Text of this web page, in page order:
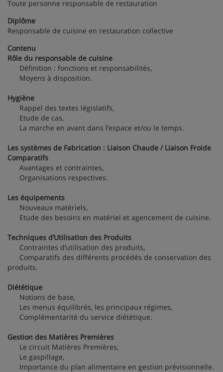
Toute personne responsable de restauration
Diplôme
Responsable de cuisine en restauration collective
Contenu
Rôle du responsable de cuisine
Définition : fonctions et responsabilités,
Moyens à disposition.
Hygiène
Rappel des textes législatifs,
Etude de cas,
La marche en avant dans l’espace et/ou le temps.
Les systèmes de Fabrication : Liaison Chaude / Liaison Froide
Comparatifs
Avantages et contraintes,
Organisations respectives.
Les équipements
Nouveaux matériels,
Etude des besoins en matériel et agencement de cuisine.
Techniques d’Utilisation des Produits
Contraintes d’utilisation des produits,
Comparatifs des différents procédés de conservation des
produits.
Diététique
Notions de base,
Les menus équilibrés, les principaux régimes,
Complémentarité du service diététique.
Gestion des Matières Premières
Le circuit Matières Premières,
Le gaspillage,
Importance du plan alimentaire en gestion prévisionnelle.